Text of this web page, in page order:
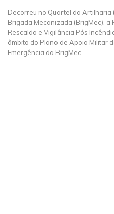
Decorreu no Quartel da Artilharia
Brigada Mecanizada (BrigMec), a
Rescaldo e Vigilância Pós
âmbito do Plano de Apoio Militar
Emergência da BrigMec.